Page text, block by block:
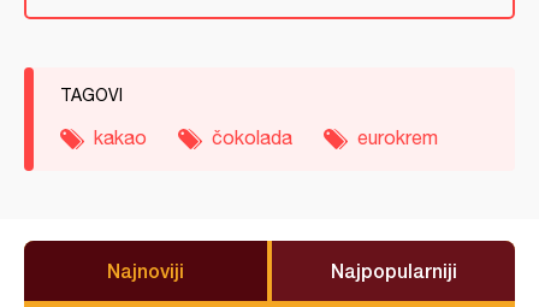
TAGOVI
kakao čokolada eurokrem
Najnoviji Najpopularniji